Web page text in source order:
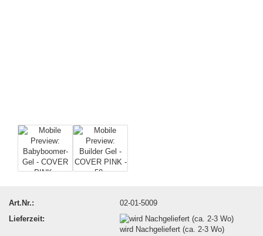
Art.Nr.:
02-01-5009
Lieferzeit:
wird Nachgeliefert (ca. 2-3 Wo)